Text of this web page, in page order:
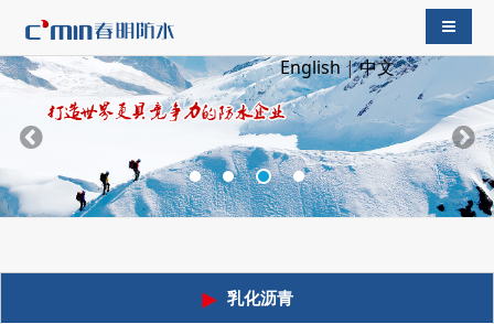
English|中文
导航切
乳化沥青